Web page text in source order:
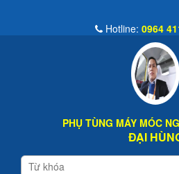
Chào
Hotline: 0964
PHỤ TÙNG MÁY MÓC
ĐẠI